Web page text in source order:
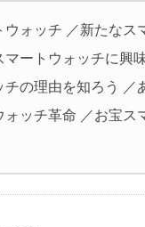
ォッチ ／新たなス
ートウォッチに興
の理由を知ろう ／
ッチ革命 ／お宝ス